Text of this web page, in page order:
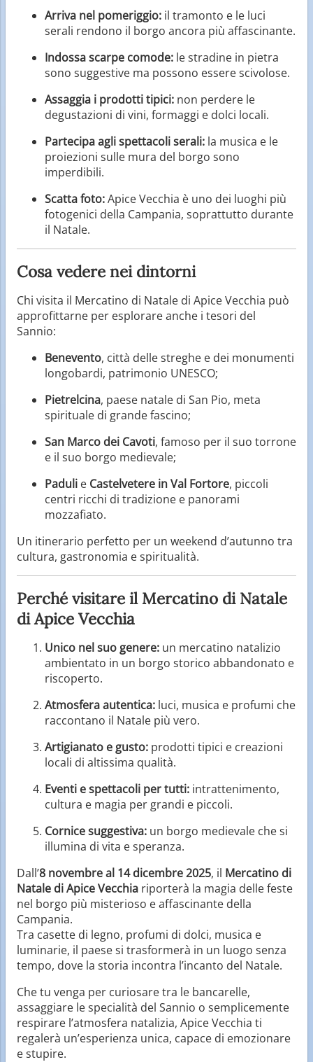
Arriva nel pomeriggio: il tramonto e le luci
serali rendono il borgo ancora più affascinante.
Indossa scarpe comode: le stradine in pietra
sono suggestive ma possono essere scivolose.
Assaggia i prodotti tipici: non perdere le
degustazioni di vini, formaggi e dolci locali.
Partecipa agli spettacoli serali: la musica e le
proiezioni sulle mura del borgo sono
imperdibili.
Scatta foto:Apice Vecchia è uno dei luoghi più
fotogenici della Campania, soprattutto durante
il Natale.
Cosa vedere nei dintorni
Chi visita il Mercatino di Natale di Apice Vecchia può
approfittarne per esplorare anche i tesori del
Sannio:
Benevento, città delle streghe e dei monumenti
longobardi, patrimonio UNESCO;
Pietrelcina, paese natale di San Pio, meta
spirituale di grande fascino;
San Marco dei Cavoti, famoso per il suo torrone
e il suo borgo medievale;
Paduli e Castelvetere in Val Fortore, piccoli
centri ricchi di tradizione e panorami
mozzafiato.
Un itinerario perfetto per un weekend d’autunno tra
cultura, gastronomia e spiritualità.
Perché visitare il Mercatino di Natale
di Apice Vecchia
Unico nel suo genere: un mercatino natalizio
ambientato in un borgo storico abbandonato e
riscoperto.
Atmosfera autentica: luci, musica e profumi che
raccontano il Natale più vero.
Artigianato e gusto: prodotti tipici e creazioni
locali di altissima qualità.
Eventi e spettacoli per tutti: intrattenimento,
cultura e magia per grandi e piccoli.
Cornice suggestiva: un borgo medievale che si
illumina di vita e speranza.
Dall’8 novembre al 14 dicembre 2025, il Mercatino di
Natale di Apice Vecchia riporterà la magia delle feste
nel borgo più misterioso e affascinante della
Campania.
Tra casette di legno, profumi di dolci, musica e
luminarie, il paese si trasformerà in un luogo senza
tempo, dove la storia incontra l’incanto del Natale.
Che tu venga per curiosare tra le bancarelle,
assaggiare le specialità del Sannio o semplicemente
respirare l’atmosfera natalizia, Apice Vecchia ti
regalerà un’esperienza unica, capace di emozionare
e stupire.